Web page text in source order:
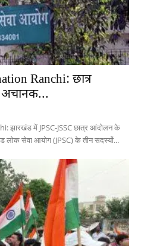
Ranchi: छात्र
झारखंड में JPSC-JSSC छात्र आंदोलन के
लोक सेवा आयोग (JPSC) के तीन सदस्यों...